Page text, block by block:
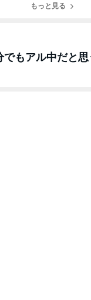
もっと見る
もアル中だと思